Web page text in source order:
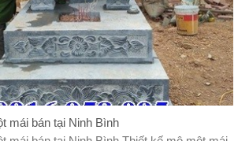
mái bán tại Ninh Bình